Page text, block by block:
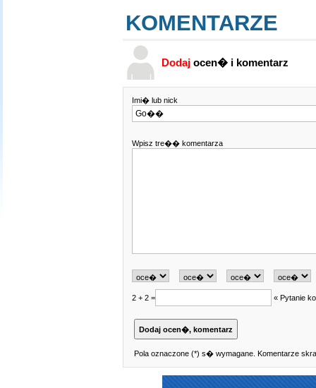
KOMENTARZE
Dodajocen� i komentarz
Imi� lub nick
Wpisz tre�� komentarza
2 + 2 = « Pytanie
Pola oznaczone (*) s� wymagane. Komentarze